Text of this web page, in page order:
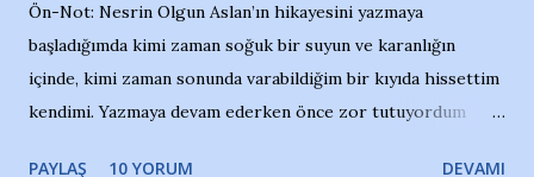
Ön-Not: Nesrin Olgun Aslan’ın hikayesini yazmaya
başladığımda kimi zaman soğuk bir suyun ve karanlığın
içinde, kimi zaman sonunda varabildiğim bir kıyıda hissettim
kendimi. Yazmaya devam ederken önce zor tutuyordum
PAYLAŞ 10 YORUM DEVAMI